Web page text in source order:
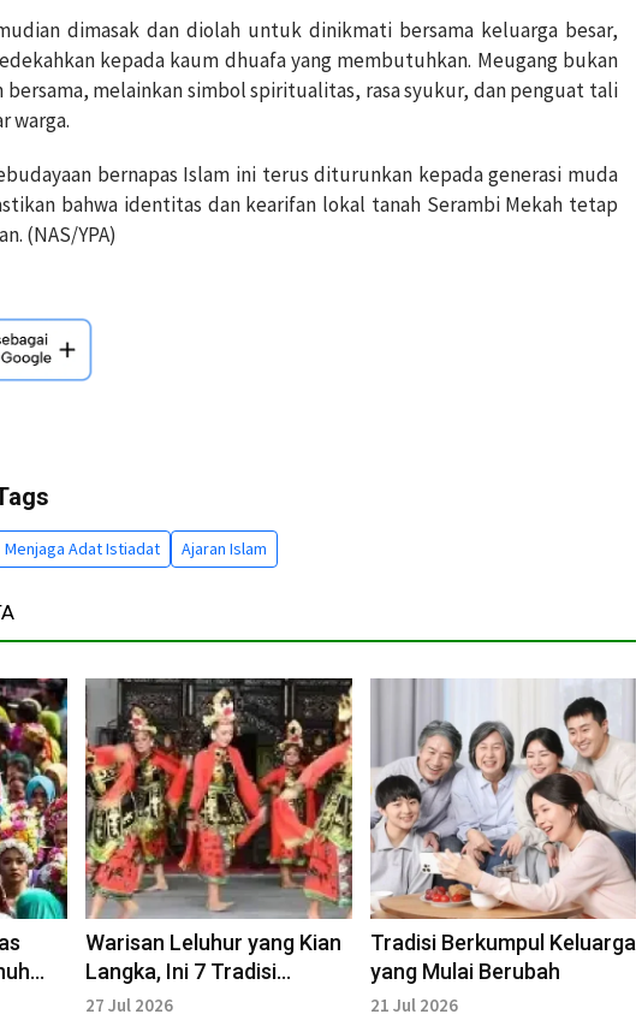
dimasak dan diolah untuk dinikmati bersama keluarga besar,
kepada kaum dhuafa yang membutuhkan. Meugang bukan
bersama, melainkan simbol spiritualitas, rasa syukur, dan penguat tali
warga.
bernapas Islam ini terus diturunkan kepada generasi muda
bahwa identitas dan kearifan lokal tanah Serambi Mekah tetap
(NAS/YPA)
Menjaga Adat Istiadat Ajaran Islam
Warisan Leluhur yang Kian
Langka, Ini 7 Tradisi
Indonesia yang Perlu
27 Jul 2026
Tradisi Berkumpul Keluarga
yang Mulai Berubah
21 Jul 2026